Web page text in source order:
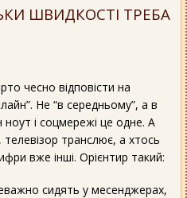
ШВИДКОСТІ ТРЕБА
чесно відповісти на
Не “в середньому”, а в
і соцмережі це одне. А
транслює, а хтось
вже інші. Орієнтир такий:
сидять у месенджерах,